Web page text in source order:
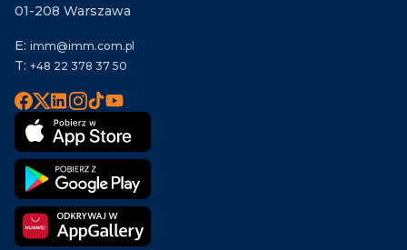
01-208 Warszawa
E: imm@imm.com.pl
T: +48 22 378 37 50